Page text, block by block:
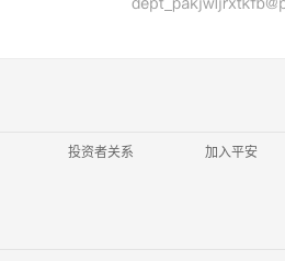
投资者关系 加入平安